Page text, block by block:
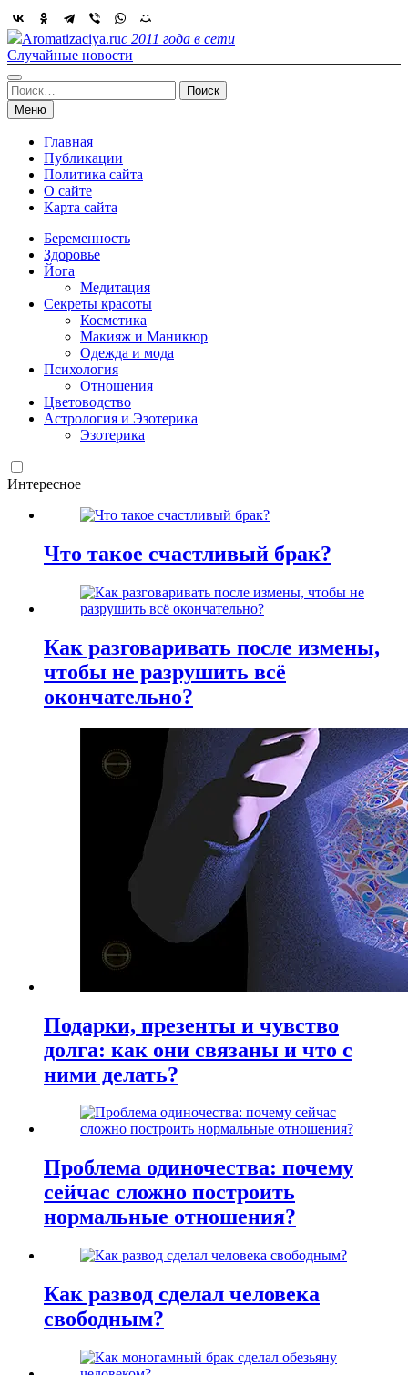
Skip
to
content
Aromatizaciya.ruс 2011 года в сети
Случайные новости
Найти:
Меню
Главная
Публикации
Политика сайта
О сайте
Карта сайта
Беременность
Здоровье
Йога
Медитация
Секреты красоты
Косметика
Макияж и Маникюр
Одежда и мода
Психология
Отношения
Цветоводство
Астрология и Эзотерика
Эзотерика
Интересное
Что такое счастливый брак?
Как разговаривать после измены,
чтобы не разрушить всё
окончательно?
Подарки, презенты и чувство
долга: как они связаны и что с
ними делать?
Проблема одиночества: почему
сейчас сложно построить
нормальные отношения?
Как развод сделал человека
свободным?